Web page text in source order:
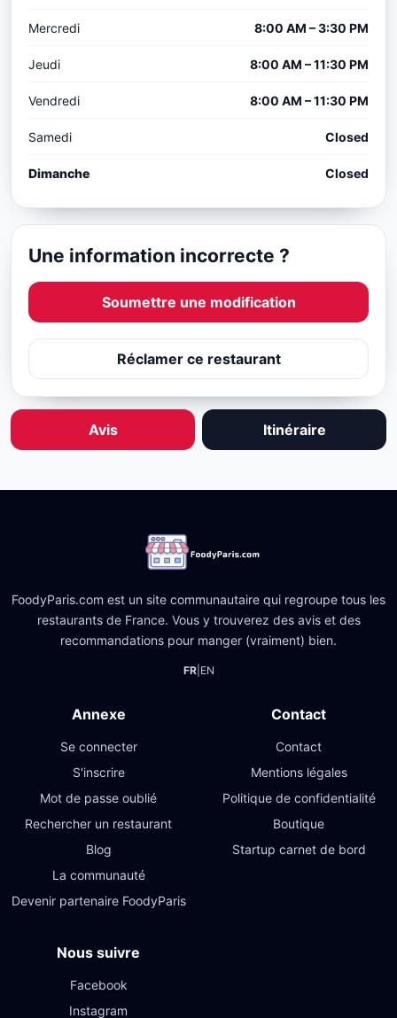
Mercredi 8:00 AM – 3:30 PM
Jeudi 8:00 AM – 11:30 PM
Vendredi 8:00 AM – 11:30 PM
Samedi Closed
Dimanche Closed
Une information incorrecte ?
Soumettre une modification
Réclamer ce restaurant
Avis Itinéraire
FoodyParis.com est un site communautaire qui regroupe tous les
restaurants de France. Vous y trouverez des avis et des
recommandations pour manger (vraiment) bien.
FR| EN
Annexe
Se connecter
S'inscrire
Mot de passe oublié
Rechercher un restaurant
Blog
La communauté
Devenir partenaire FoodyParis
Contact
Contact
Mentions légales
Politique de confidentialité
Boutique
Startup carnet de bord
Nous suivre
Facebook
Instagram